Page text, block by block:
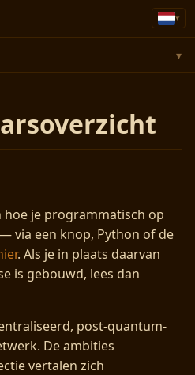
▾
▾
je programmatisch op
via een knop, Python of de
. Als je in plaats daarvan
is gebouwd, lees dan
post-quantum-
De ambities
vertalen zich